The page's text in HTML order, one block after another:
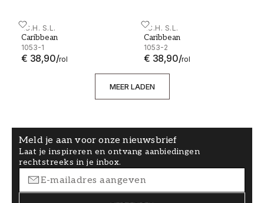
I.C.H. S.L.
Caribbean
1053-1
€ 38,90/rol
Caribbean - 1053-1 I.C.H. S.L.
Caribbean
1053-2
€ 38,90/rol
Caribbean - 1053-2
MEER LADEN
Meld je aan voor onze nieuwsbrief
Laat je inspireren en ontvang aanbiedingen
rechtstreeks in je inbox.